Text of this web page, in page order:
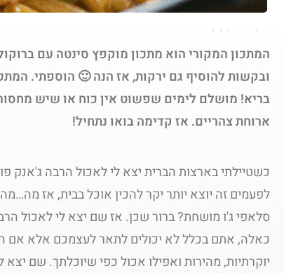
המתכון המקורי הוא מתכון מוקפץ סינטה עם
ובקשות להוסיף גם ירקות, אז הנה 🙂 הוספתי.
בריא! מושלם לימים שפשוט אין כוח או שיש
ארוחת צהריים. אז קדימה בואו נתחיל!
כשטיילתי בארצות הברית יצא לי לאכול הרבה ג'אנק
לפעמים זה יוצא יותר יקר להכין אוכל בבית, אז
סלאפי ג'ו מושחת? ברור שכן. אז שם יצא לי לאכול
כאלה, אתם בכלל לא יכולים לתאר לעצמכם אלא אם
יוקרתיות, מהירות ואפילו אכול כפי שיוכלתך. שם יצא